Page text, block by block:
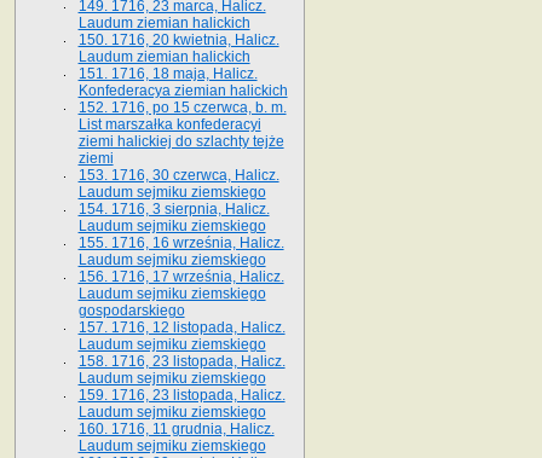
149. 1716, 23 marca, Halicz.
Laudum ziemian halickich
150. 1716, 20 kwietnia, Halicz.
Laudum ziemian halickich
151. 1716, 18 maja, Halicz.
Konfederacya ziemian halickich
152. 1716, po 15 czerwca, b. m.
List marszałka konfederacyi
ziemi halickiej do szlachty tejże
ziemi
153. 1716, 30 czerwca, Halicz.
Laudum sejmiku ziemskiego
154. 1716, 3 sierpnia, Halicz.
Laudum sejmiku ziemskiego
155. 1716, 16 września, Halicz.
Laudum sejmiku ziemskiego
156. 1716, 17 września, Halicz.
Laudum sejmiku ziemskiego
gospodarskiego
157. 1716, 12 listopada, Halicz.
Laudum sejmiku ziemskiego
158. 1716, 23 listopada, Halicz.
Laudum sejmiku ziemskiego
159. 1716, 23 listopada, Halicz.
Laudum sejmiku ziemskiego
160. 1716, 11 grudnia, Halicz.
Laudum sejmiku ziemskiego